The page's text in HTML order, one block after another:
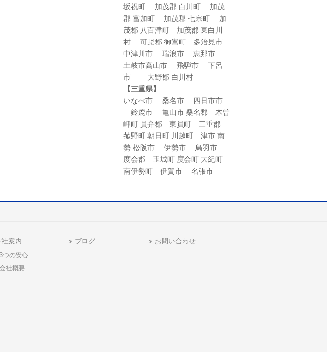
坂祝町 加茂郡 白川町 加茂
郡 富加町 加茂郡 七宗町 加
茂郡 八百津町 加茂郡 東白川
村 可児郡 御嵩町 多治見市
中津川市 瑞浪市 恵那市
土岐市高山市 飛騨市 下呂
市 大野郡 白川村
【三重県】
いなべ市 桑名市 四日市市
鈴鹿市 亀山市 桑名郡 木曽
岬町 員弁郡 東員町 三重郡
菰野町 朝日町 川越町 津市 南
勢 松阪市 伊勢市 鳥羽市
度会郡 玉城町 度会町 大紀町
南伊勢町 伊賀市 名張市
社案内
3つの安心
会社概要
ブログ お問い合わせ